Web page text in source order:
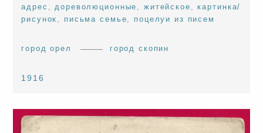
адрес ,дореволюционные , житейское ,картинка/
рисунок , письма семье, поцелуи из писем
город орел город скопин
1916